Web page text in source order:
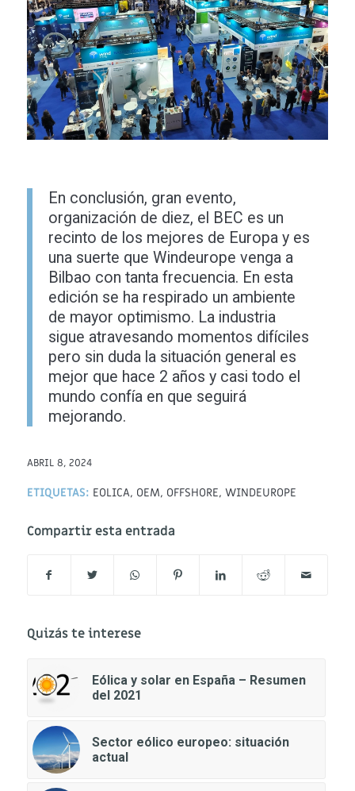
En conclusión, gran evento,
organización de diez, el BEC es un
recinto de los mejores de Europa y es
una suerte que Windeurope venga a
Bilbao con tanta frecuencia. En esta
edición se ha respirado un ambiente
de mayor optimismo. La industria
sigue atravesando momentos difíciles
pero sin duda la situación general es
mejor que hace 2 años y casi todo el
mundo confía en que seguirá
mejorando.
ABRIL 8, 2024
ETIQUETAS: EOLICA, OEM, OFFSHORE, WINDEUROPE
Compartir esta entrada
Quizás te interese
Eólica y solar en España – Resumen
del 2021
Sector eólico europeo: situación
actual